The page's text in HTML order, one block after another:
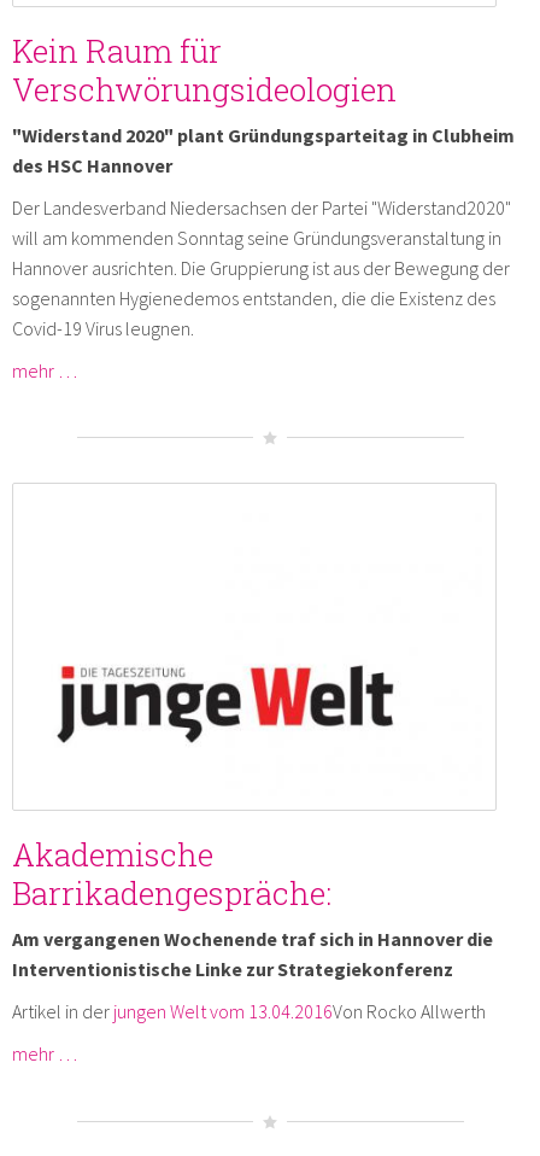
Kein Raum für
Verschwörungsideologien
"Widerstand 2020" plant Gründungsparteitag in Clubheim
des HSC Hannover
Der Landesverband Niedersachsen der Partei "Widerstand2020"
will am kommenden Sonntag seine Gründungsveranstaltung in
Hannover ausrichten. Die Gruppierung ist aus der Bewegung der
sogenannten Hygienedemos entstanden, die die Existenz des
Covid-19 Virus leugnen.
mehr …
Akademische
Barrikadengespräche:
Am vergangenen Wochenende traf sich in Hannover die
Interventionistische Linke zur Strategiekonferenz
Artikel in der jungen Welt vom 13.04.2016Von Rocko Allwerth
mehr …